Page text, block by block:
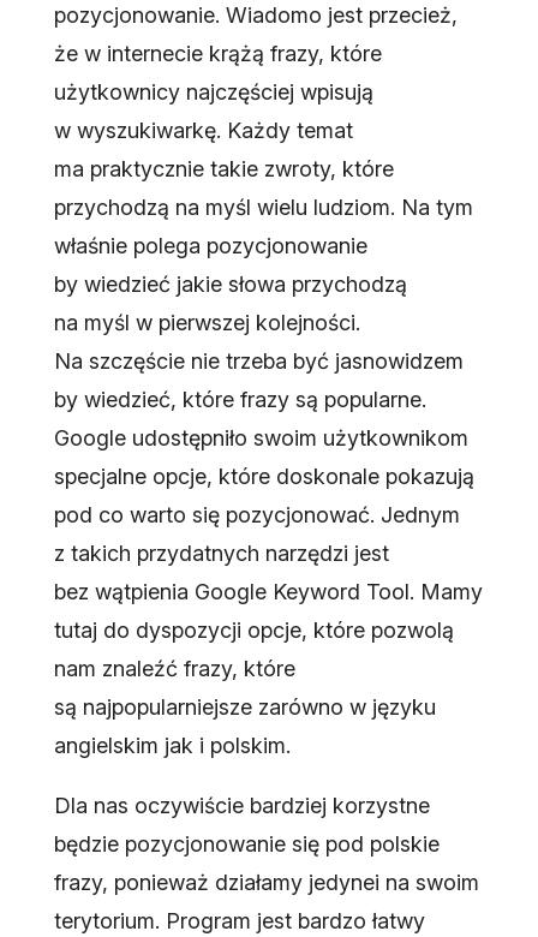
pozycjonowanie. Wiadomo jest przecież,
że w internecie krążą frazy, które
użytkownicy najczęściej wpisują
w wyszukiwarkę. Każdy temat
ma praktycznie takie zwroty, które
przychodzą na myśl wielu ludziom. Na tym
właśnie polega pozycjonowanie
by wiedzieć jakie słowa przychodzą
na myśl w pierwszej kolejności.
Na szczęście nie trzeba być jasnowidzem
by wiedzieć, które frazy są popularne.
Google udostępniło swoim użytkownikom
specjalne opcje, które doskonale pokazują
pod co warto się pozycjonować. Jednym
z takich przydatnych narzędzi jest
bez wątpienia Google Keyword Tool. Mamy
tutaj do dyspozycji opcje, które pozwolą
nam znaleźć frazy, które
są najpopularniejsze zarówno w języku
angielskim jak i polskim.
Dla nas oczywiście bardziej korzystne
będzie pozycjonowanie się pod polskie
frazy, ponieważ działamy jedynei na swoim
terytorium. Program jest bardzo łatwy